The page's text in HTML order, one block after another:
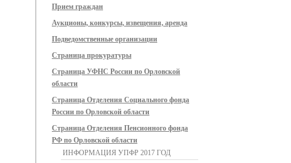
Прием граждан
Аукционы, конкурсы, извещения, аренда
Подведомственные организации
Страница прокуратуры
Страница УФНС России по Орловской
области
Страница Отделения Социального фонда
России по Орловской области
Страница Отделения Пенсионного фонда
РФ по Орловской области
ИНФОРМАЦИЯ УПФР 2017 ГОД